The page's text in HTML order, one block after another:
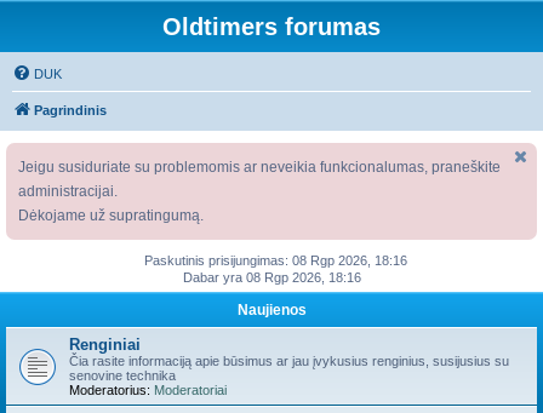
Oldtimers forumas
DUK
Pagrindinis
Jeigu susiduriate su problemomis ar neveikia funkcionalumas, praneškite
administracijai.
Dėkojame už supratingumą.
Paskutinis prisijungimas: 08 Rgp 2026, 18:16
Dabar yra 08 Rgp 2026, 18:16
Naujienos
Renginiai
Čia rasite informaciją apie būsimus ar jau įvykusius renginius, susijusius su
senovine technika
Moderatorius: Moderatoriai